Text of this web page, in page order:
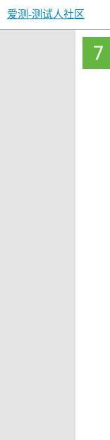
爱测-测试人社区